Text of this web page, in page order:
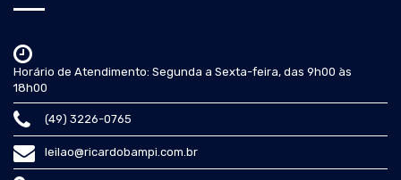
Horário de Atendimento: Segunda a Sexta-feira, das 9h00 às
18h00
(49) 3226-0765
leilao@ricardobampi.com.br